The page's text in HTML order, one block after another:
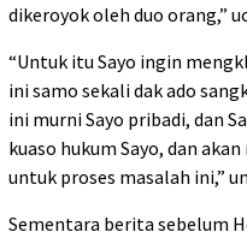
dikeroyok oleh duo orang,”
“Untuk itu Sayo ingin
ini samo sekali dak ado
ini murni Sayo pribadi, dan
kuaso hukum Sayo, dan
untuk proses masalah ini,”
Sementara berita sebelum